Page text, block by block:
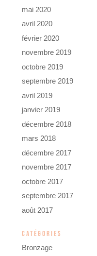
mai 2020
avril 2020
février 2020
novembre 2019
octobre 2019
septembre 2019
avril 2019
janvier 2019
décembre 2018
mars 2018
décembre 2017
novembre 2017
octobre 2017
septembre 2017
août 2017
CATÉGORIES
Bronzage